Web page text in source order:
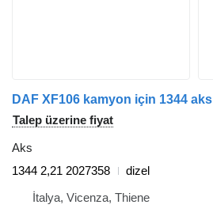
DAF XF106 kamyon için 1344 aks
Talep üzerine fiyat
Aks
1344 2,21 2027358
dizel
İtalya, Vicenza, Thiene